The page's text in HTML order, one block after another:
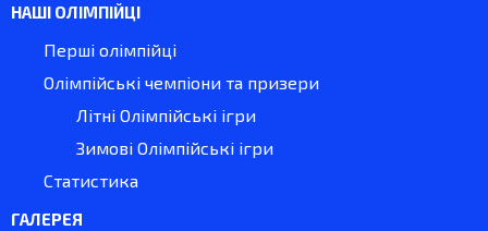
НАШІ ОЛІМПІЙЦІ
Перші олімпійці
Олімпійські чемпіони та призери
Літні Олімпійські ігри
Зимові Олімпійські ігри
Статистика
ГАЛЕРЕЯ